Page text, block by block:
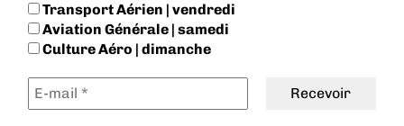
Transport Aérien | vendredi
Aviation Générale | samedi
Culture Aéro | dimanche